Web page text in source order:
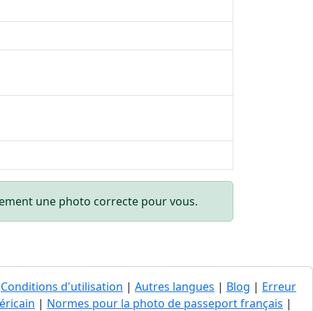
une photo correcte pour vous.
Conditions d'utilisation | Autres langues | Blog | Erreur
| Normes pour la photo de passeport français |